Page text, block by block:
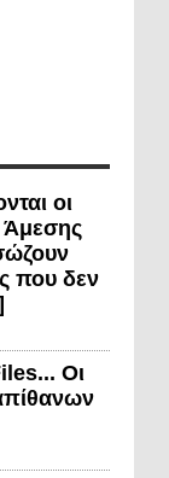
οι
Άμεσης
που δεν
Οι